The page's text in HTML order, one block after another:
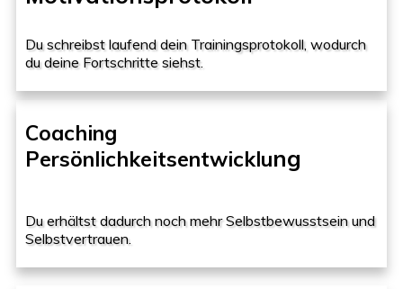
Du schreibst laufend dein Trainingsprotokoll, wodurch
du deine Fortschritte siehst.
Coaching
Persönlichkeitsentwicklung
Du erhältst dadurch noch mehr Selbstbewusstsein und
Selbstvertrauen.